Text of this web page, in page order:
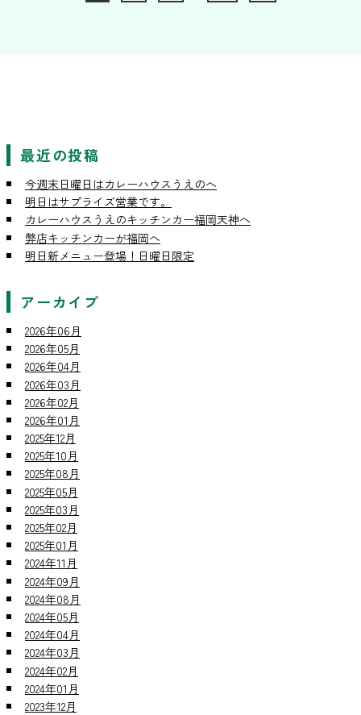
最近の投稿
今週末日曜日はカレーハウスうえのへ
明日はサプライズ営業です。
カレーハウスうえのキッチンカー福岡天神へ
弊店キッチンカーが福岡へ
明日新メニュー登場！日曜日限定
アーカイブ
2026年06月
2026年05月
2026年04月
2026年03月
2026年02月
2026年01月
2025年12月
2025年10月
2025年08月
2025年05月
2025年03月
2025年02月
2025年01月
2024年11月
2024年09月
2024年08月
2024年05月
2024年04月
2024年03月
2024年02月
2024年01月
2023年12月